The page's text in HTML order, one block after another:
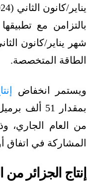
بالتزامن مع
الطاقة المتخصصة.
ويستمر انخفاض
بمقدار 51
من العام الجاري،
المشاركة في اتفاق
إنتاج الجزائر من